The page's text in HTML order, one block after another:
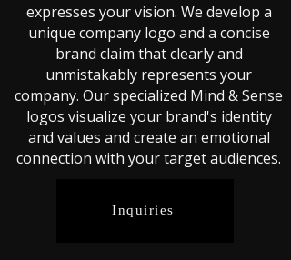
expresses your vision. We develop a
unique company logo and a concise
brand claim that clearly and
unmistakably represents your
company. Our specialized Mind & Sense
logos visualize your brand's identity
and values and create an emotional
connection with your target audiences.
Inquiries